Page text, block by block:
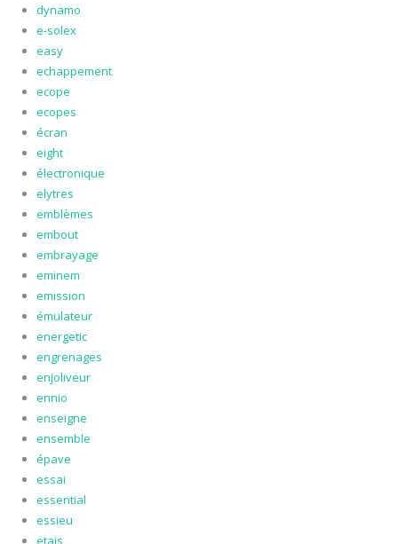
dynamo
e-solex
easy
echappement
ecope
ecopes
écran
eight
électronique
elytres
emblèmes
embout
embrayage
eminem
emission
émulateur
energetic
engrenages
enjoliveur
ennio
enseigne
ensemble
épave
essai
essential
essieu
etais